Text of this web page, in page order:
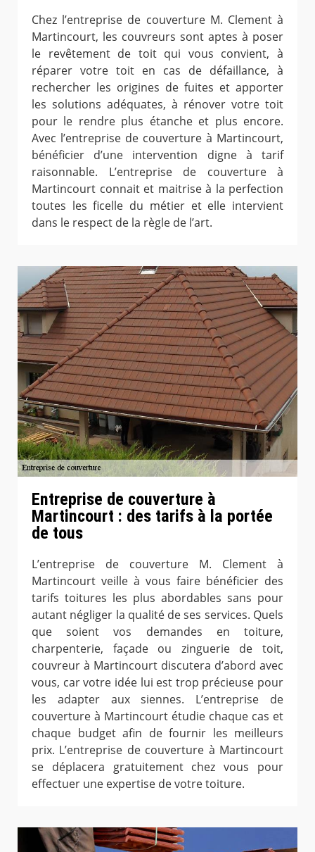
Chez l’entreprise de couverture M. Clement à
Martincourt, les couvreurs sont aptes à poser
le revêtement de toit qui vous convient, à
réparer votre toit en cas de défaillance, à
rechercher les origines de fuites et apporter
les solutions adéquates, à rénover votre toit
pour le rendre plus étanche et plus encore.
Avec l’entreprise de couverture à Martincourt,
bénéficier d’une intervention digne à tarif
raisonnable. L’entreprise de couverture à
Martincourt connait et maitrise à la perfection
toutes les ficelle du métier et elle intervient
dans le respect de la règle de l’art.
Entreprise de couverture à
Martincourt : des tarifs à la portée
de tous
L’entreprise de couverture M. Clement à
Martincourt veille à vous faire bénéficier des
tarifs toitures les plus abordables sans pour
autant négliger la qualité de ses services. Quels
que soient vos demandes en toiture,
charpenterie, façade ou zinguerie de toit,
couvreur à Martincourt discutera d’abord avec
vous, car votre idée lui est trop précieuse pour
les adapter aux siennes. L’entreprise de
couverture à Martincourt étudie chaque cas et
chaque budget afin de fournir les meilleurs
prix. L’entreprise de couverture à Martincourt
se déplacera gratuitement chez vous pour
effectuer une expertise de votre toiture.